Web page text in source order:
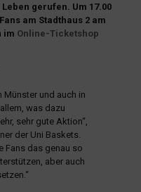
Leben gerufen. Um 17.00
am Stadthaus 2 am
im Online-Ticketshop
Münster und auch in
was dazu
sehr gute Aktion“,
der Uni Baskets.
Fans das genau so
aber auch